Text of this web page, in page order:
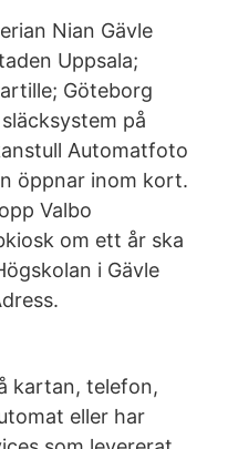
Nian Gävle
Uppsala;
Göteborg
på
Automatfoto
öppnar inom kort.
Valbo
om ett år ska
i Gävle
kartan, telefon,
eller har